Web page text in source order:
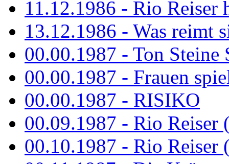
11.12.1986 - Rio Reiser
13.12.1986 - Was reimt
00.00.1987 - Ton Steine
00.00.1987 - Frauen
00.00.1987 - RISIKO
00.09.1987 - Rio Reiser
00.10.1987 - Rio Reiser